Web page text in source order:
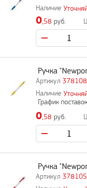
0,58 руб.
378108
Ручка
График поставок
0,58 руб.
378105
Ручка